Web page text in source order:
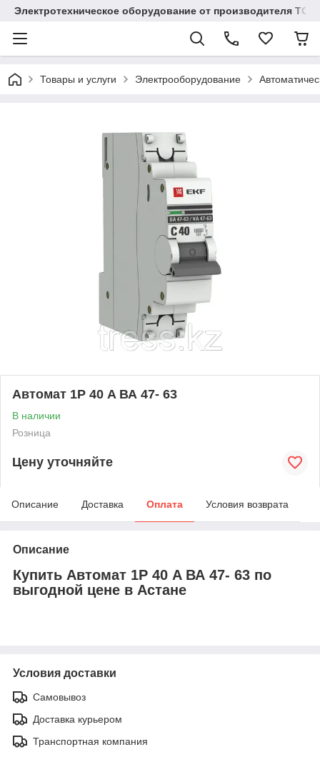
Электротехническое оборудование от производителя TOO
Товары и услуги Электрооборудование
Автомат 1Р 40 A ВА 47- 63
В наличии
Розница
Цену уточняйте
Описание Доставка Оплата Условия возврата
Описание
Купить Автомат 1Р 40 A ВА 47- 63 по
выгодной цене в Астане
Условия доставки
Самовывоз
Доставка курьером
Транспортная компания